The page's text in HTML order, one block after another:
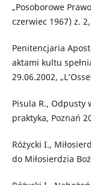
„Posoborowe
czerwiec 1967) z.
Penitencjaria
aktami kultu
29.06.2002,
Pisula R., Odpusty
praktyka, Poznań
Różycki I.,
do Miłosierdzia